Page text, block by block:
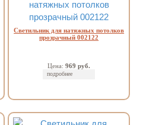
Светильник для натяжных потолков
прозрачный 002122
Цена:969 руб.
подробнее